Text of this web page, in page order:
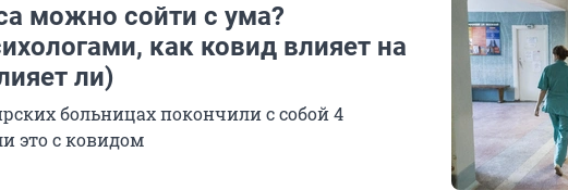
можно сойти с ума?
как ковид влияет на
ли)
больницах покончили с собой 4
это с ковидом